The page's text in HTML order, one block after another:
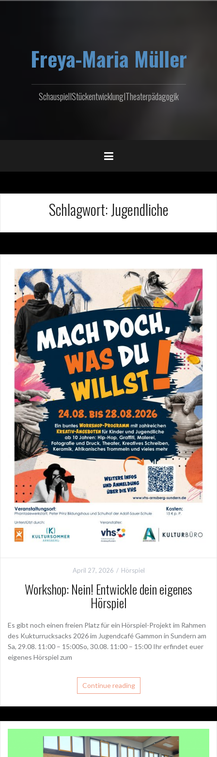
Freya-Maria Müller
SchauspielIStückentwicklungITheaterpädagogik
Schlagwort:Jugendliche
Juni 22, 2026 Theaterpädagogik
Theaterworkshops Kultursommer Arnsberg
Plakat Kultursommer Arnsberg
April 27, 2026 Hörspiel
Workshop: Nein! Entwickle dein eigenes
Hörspiel
Es gibt noch einen freien Platz für ein Hörspiel-Projekt im Rahmen
des Kukturrucksacks 2026 im Jugendcafé Gammon in Sundern am
Sa, 29.08. 11:00 – 15:00So, 30.08. 11:00 – 15:00 Ihr erfindet euer
eigenes Hörspiel zum
Continue reading